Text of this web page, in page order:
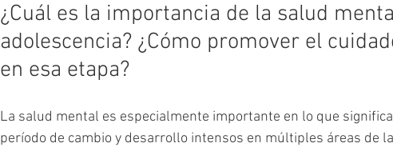
¿Cuál es la importancia de la salud
adolescencia? ¿Cómo promover el
en esa etapa?
La salud mental es especialmente importante en lo que
período de cambio y desarrollo intensos en múltiples áreas de